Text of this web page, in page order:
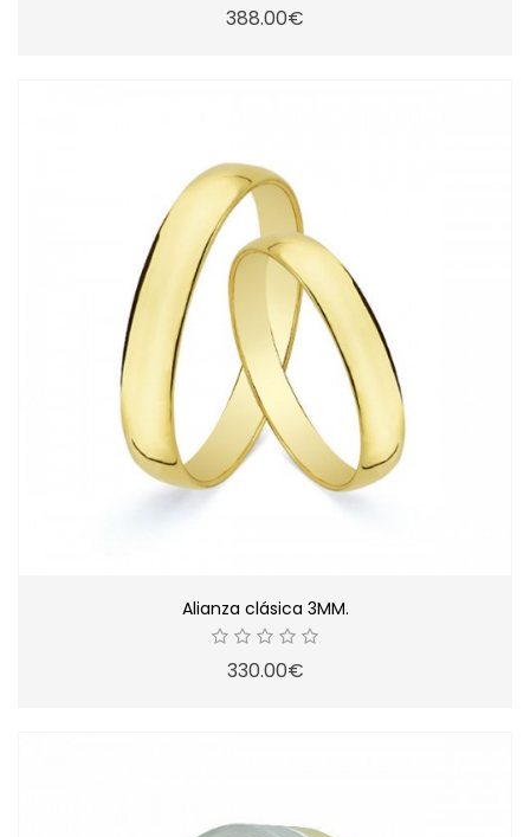
388.00€
Alianza clásica 3MM.
330.00€